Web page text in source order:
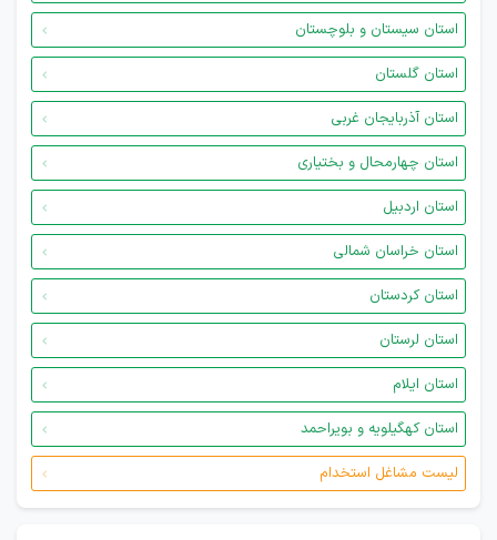
استان سیستان و بلوچستان
استان گلستان
استان آذربایجان غربی
استان چهارمحال و بختیاری
استان اردبیل
استان خراسان شمالی
استان کردستان
استان لرستان
استان ایلام
استان کهگیلویه و بویراحمد
لیست مشاغل استخدام